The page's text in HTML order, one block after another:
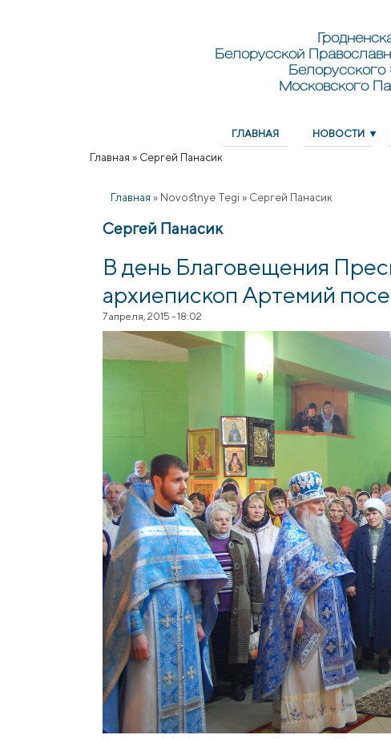
Белорусской
Белорусского
Московского
ГЛАВНАЯ НОВОСТИ
Вы здесь
Главная » Сергей Панасик
Главная » Novostnye Tegi » Сергей Панасик
Сергей Панасик
В день Благовещения
архиепископ Артемий
7 апреля, 2015 - 18:02